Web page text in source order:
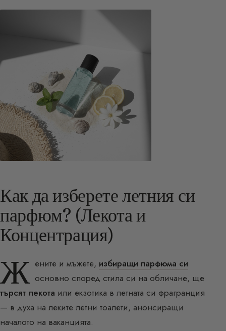
Как да изберете летния си
парфюм? (Лекота и
Концентрация)
Ж ените и мъжете, избиращи парфюма си
основно според стила си на обличане, ще
търсят лекота или екзотика в летната си фрагранция
— в духа на леките летни тоалети, анонсиращи
началото на ваканцията.